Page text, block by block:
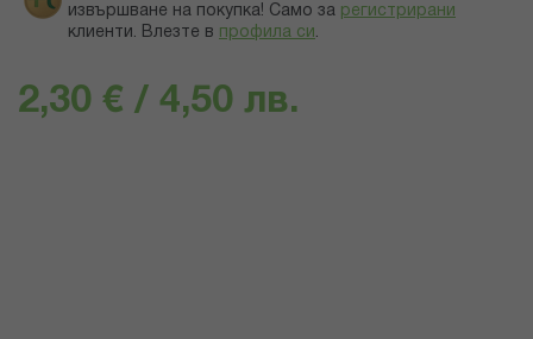
извършване на покупка! Само за регистрирани
клиенти. Влезте в профила си .
2,30 € / 4,50 лв.